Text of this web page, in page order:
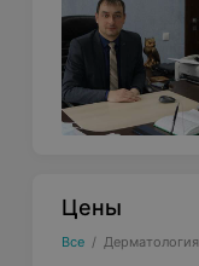
Цены
Все / Дерматология